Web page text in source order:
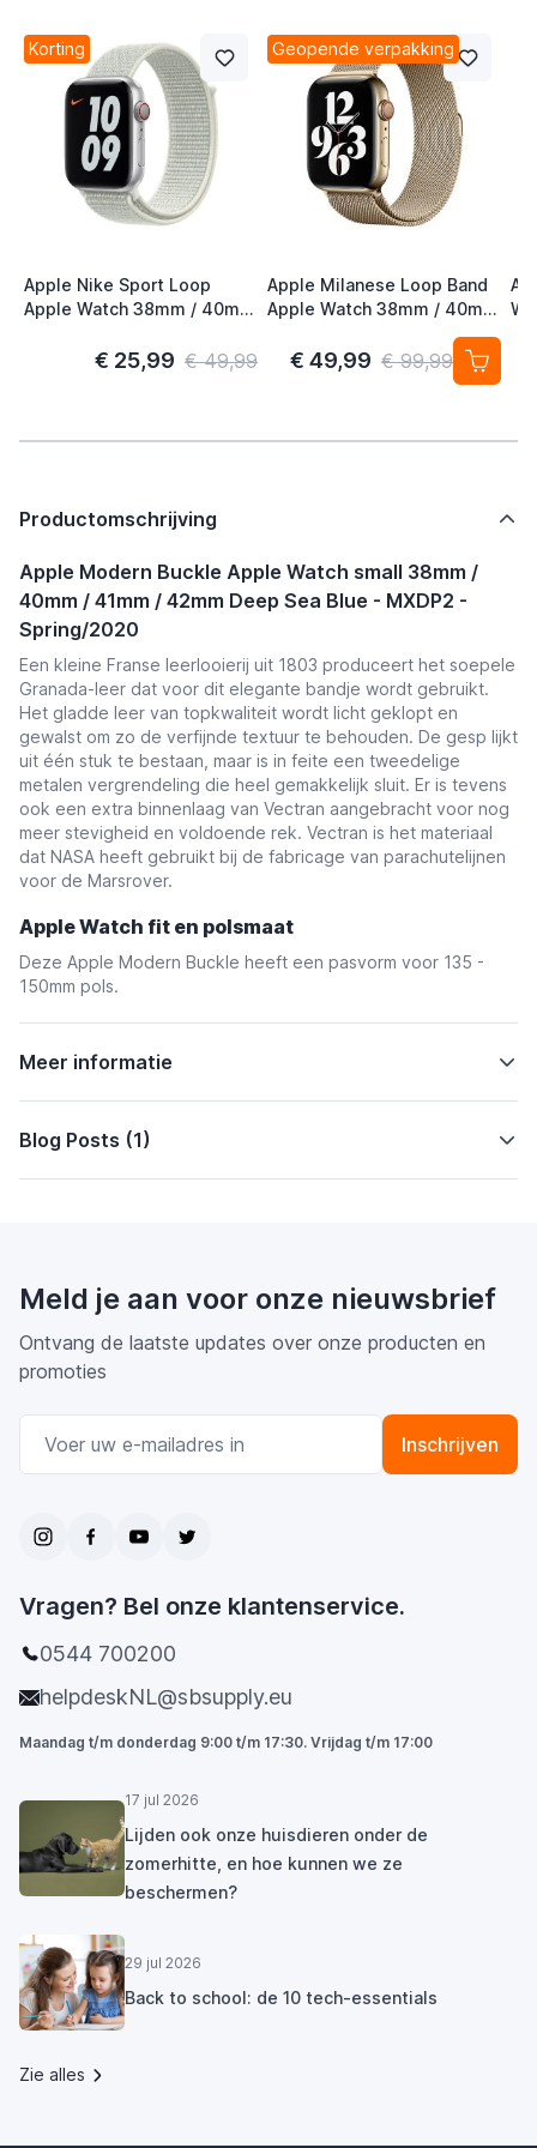
Korting
Apple Nike Sport Loop
Apple Watch 38mm / 40mm
€ 25,99 € 49,99
Geopende verpakking
Apple Milanese Loop Band
Apple Watch 38mm / 40mm
/ 41mm / 42mm Gold (2nd
Gen)€ 49,99 € 99,99
Productomschrijving
Apple Modern Buckle Apple Watch small 38mm /
40mm / 41mm / 42mm Deep Sea Blue - MXDP2 -
Spring/2020
Een kleine Franse leerlooierij uit 1803 produceert het soepele
Granada-leer dat voor dit elegante bandje wordt gebruikt.
Het gladde leer van topkwaliteit wordt licht geklopt en
gewalst om zo de verfijnde textuur te behouden. De gesp lijkt
uit één stuk te bestaan, maar is in feite een tweedelige
metalen vergrendeling die heel gemakkelijk sluit. Er is tevens
ook een extra binnenlaag van Vectran aangebracht voor nog
meer stevigheid en voldoende rek. Vectran is het materiaal
dat NASA heeft gebruikt bij de fabricage van parachutelijnen
voor de Marsrover.
Apple Watch fit en polsmaat
Deze Apple Modern Buckle heeft een pasvorm voor 135 -
150mm pols.
Meer informatie
Blog Posts (1)
Meld je aan voor onze nieuwsbrief
Ontvang de laatste updates over onze producten en
promoties
Inschrijven
Vragen? Bel onze klantenservice.
0544 700200
helpdeskNL@sbsupply.eu
Maandag t/m donderdag 9:00 t/m 17:30. Vrijdag t/m 17:00
17 jul 2026
Lijden ook onze huisdieren onder de
zomerhitte, en hoe kunnen we ze
beschermen?
29 jul 2026
Back to school: de 10 tech-essentials
Zie alles